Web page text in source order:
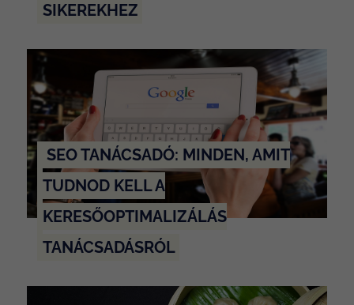
SIKEREKHEZ
SEO TANÁCSADÓ: MINDEN, AMIT
TUDNOD KELL A
KERESŐOPTIMALIZÁLÁS
TANÁCSADÁSRÓL